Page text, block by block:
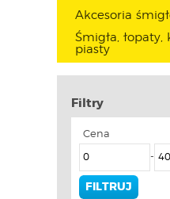
Akcesoria
Śmigła, łopaty,
piasty
Filtry
Cena
-